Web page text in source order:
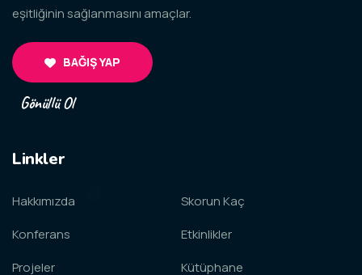
eşitliğinin sağlanmasını amaçlar.
BAĞIŞ YAP
Gönüllü Ol
Linkler
Hakkımızda
Konferans
Projeler
Skorun Kaç
Etkinlikler
Kütüphane